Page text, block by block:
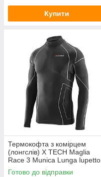
Купити
Термокофта з комірцем
(лонгслів) X TECH Maglia
Race 3 Munica Lunga lupetto
Nero L/XL Чорна
Готово до відправки